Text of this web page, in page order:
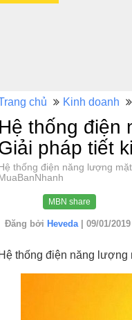
chủ Kinh doanh
Hệ thống điện
pháp tiết
thống điện năng lượng
MBN share
Đăng bởi Heveda | 09/01/2019
Hệ thống điện năng lượng